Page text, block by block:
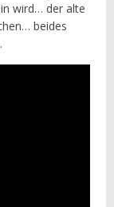
wird… der alte
beides